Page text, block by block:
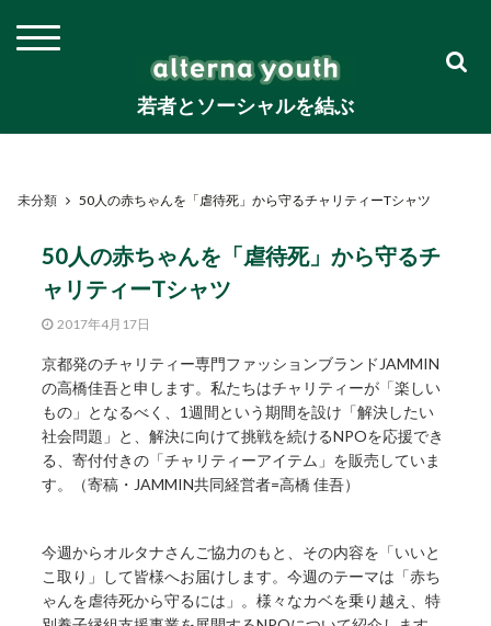
若者とソーシャルを結ぶ
未分類 50人の赤ちゃんを「虐待死」から守るチャリティーTシャツ
50人の赤ちゃんを「虐待死」から守るチ
ャリティーTシャツ
2017年4月17日
京都発のチャリティー専門ファッションブランドJAMMIN
の高橋佳吾と申します。私たちはチャリティーが「楽しい
もの」となるべく、1週間という期間を設け「解決したい
社会問題」と、解決に向けて挑戦を続けるNPOを応援でき
る、寄付付きの「チャリティーアイテム」を販売していま
す。（寄稿・JAMMIN共同経営者=高橋 佳吾）
今週からオルタナさんご協力のもと、その内容を「いいと
こ取り」して皆様へお届けします。今週のテーマは「赤ち
ゃんを虐待死から守るには」。様々なカベを乗り越え、特